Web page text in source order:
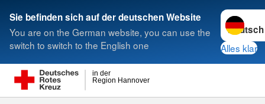
Sie befinden sich auf der deutschen Website
You are on the German website, you can use the
switch to switch to the English one
Sprache
Alles klar
Region Hannover
in der
Suche